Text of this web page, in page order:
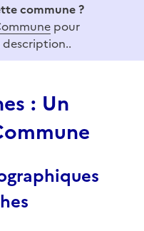
commune ?
pour
: Un